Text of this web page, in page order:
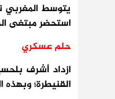
يتوسط المغربي
استحضر مبتغى
حلم عسكري
القنيطرة؛ وبهذه